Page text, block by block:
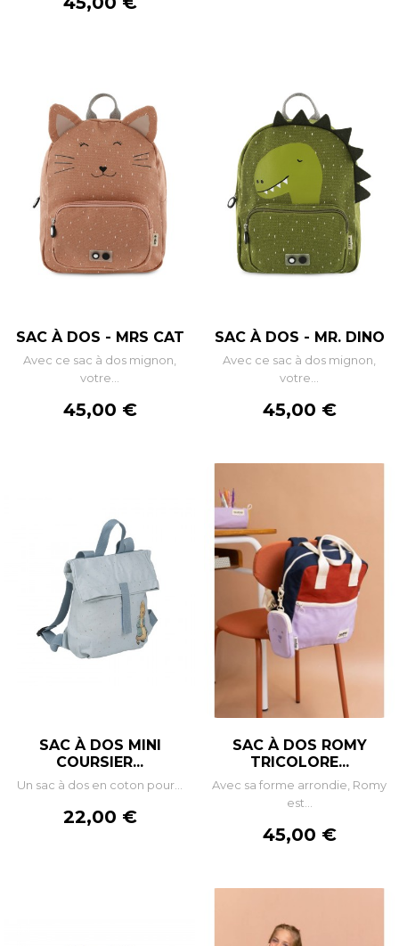
SAC À DOS - MRS CAT
Avec ce sac à dos mignon,
votre...
Prix
45,00 €
SAC À DOS - MR. DINO
Avec ce sac à dos mignon,
votre...
Prix
45,00 €
SAC À DOS MINI
COURSIER...
Un sac à dos en coton pour...
Prix
22,00 €
SAC À DOS ROMY
TRICOLORE...
Avec sa forme arrondie, Romy
est...
Prix
45,00 €